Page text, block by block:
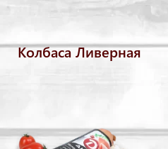
Колбаса Ливерная